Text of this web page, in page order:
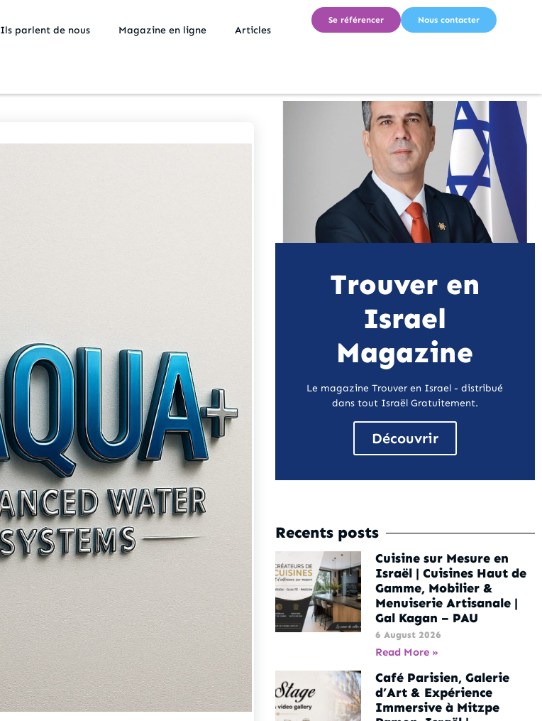
Ils parlent de nous Magazine en ligne Articles
Se référencer Nous contacter
Trouver en
Israel
Magazine
Le magazine Trouver en Israel - distribué
dans tout Israël Gratuitement.
Découvrir
Recents posts
Cuisine sur Mesure en
Israël | Cuisines Haut de
Gamme, Mobilier &
Menuiserie Artisanale |
Gal Kagan – PAU
6 August 2026
Read More »
Café Parisien, Galerie
d’Art & Expérience
Immersive à Mitzpe